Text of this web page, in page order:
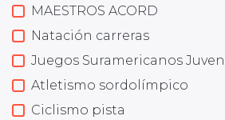
MAESTROS ACORD
Natación carreras
Juegos Suramericanos
Atletismo sordolímpico
Ciclismo pista